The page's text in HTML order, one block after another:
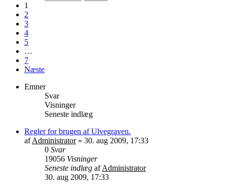
1
2
3
4
5
…
7
Næste
Emner
Svar
Visninger
Seneste indlæg
Regler for brugen af Ulvegraven.
afAdministrator» 30. aug 2009, 17:33
0 Svar
19056 Visninger
Seneste indlæg afAdministrator
30. aug 2009, 17:33